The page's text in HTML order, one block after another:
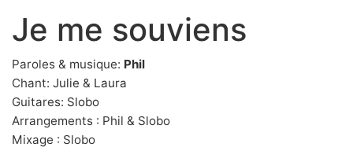
Je me souviens
Paroles & musique: Phil
Chant: Julie & Laura
Guitares: Slobo
Arrangements : Phil & Slobo
Mixage : Slobo